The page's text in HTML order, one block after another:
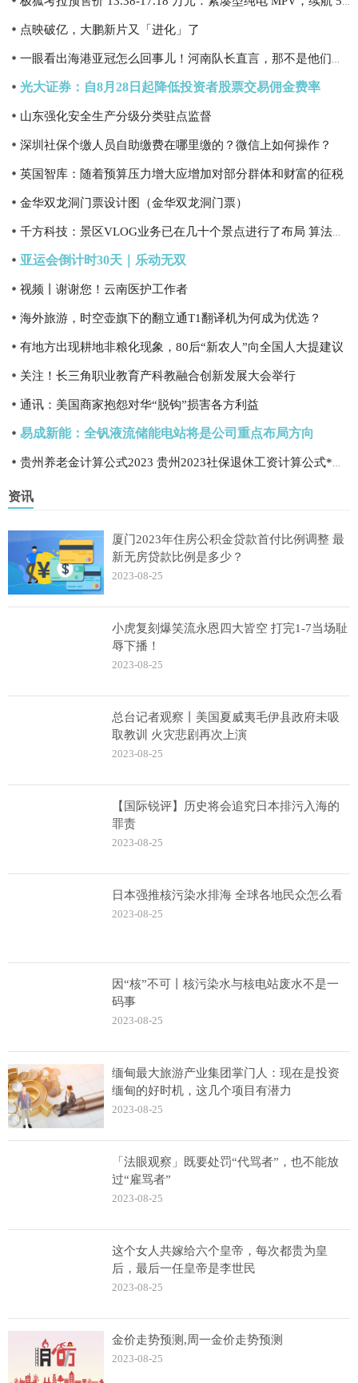
点映破亿，大鹏新片又「进化」了
光大证券：自8月28日起降低投资者股票交易佣金费率
山东强化安全生产分级分类驻点监督
深圳社保个缴人员自助缴费在哪里缴的？微信上如何操作？
英国智库：随着预算压力增大应增加对部分群体和财富的征税
金华双龙洞门票设计图（金华双龙洞门票）
亚运会倒计时30天｜乐动无双
视频丨谢谢您！云南医护工作者
海外旅游，时空壶旗下的翻立通T1翻译机为何成为优选？
有地方出现耕地非粮化现象，80后“新农人”向全国人大提建议
关注！长三角职业教育产科教融合创新发展大会举行
通讯：美国商家抱怨对华“脱钩”损害各方利益
易成新能：全钒液流储能电站将是公司重点布局方向
资讯
厦门2023年住房公积金贷款首付比例调整 最
新无房贷款比例是多少？
2023-08-25
小虎复刻爆笑流永恩四大皆空 打完1-7当场耻
辱下播！
2023-08-25
总台记者观察丨美国夏威夷毛伊县政府未吸
取教训 火灾悲剧再次上演
2023-08-25
【国际锐评】历史将会追究日本排污入海的
罪责
2023-08-25
日本强推核污染水排海 全球各地民众怎么看
2023-08-25
因“核”不可丨核污染水与核电站废水不是一
码事
2023-08-25
缅甸最大旅游产业集团掌门人：现在是投资
缅甸的好时机，这几个项目有潜力
2023-08-25
「法眼观察」既要处罚“代骂者”，也不能放
过“雇骂者”
2023-08-25
这个女人共嫁给六个皇帝，每次都贵为皇
后，最后一任皇帝是李世民
2023-08-25
金价走势预测,周一金价走势预测
2023-08-25